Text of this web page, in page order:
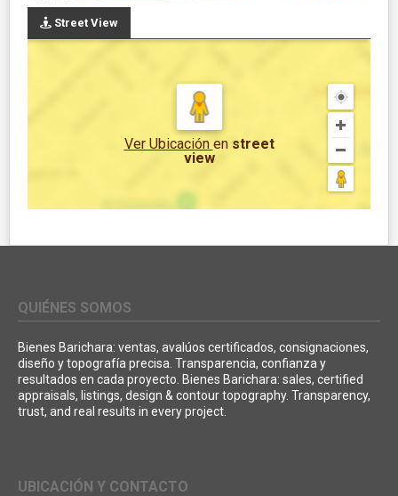
Street View
Ver Ubicación en street
view
QUIÉNES SOMOS
Bienes Barichara: ventas, avalúos certificados, consignaciones,
diseño y topografía precisa. Transparencia, confianza y
resultados en cada proyecto. Bienes Barichara: sales, certified
appraisals, listings, design & contour topography. Transparency,
trust, and real results in every project.
UBICACIÓN Y CONTACTO